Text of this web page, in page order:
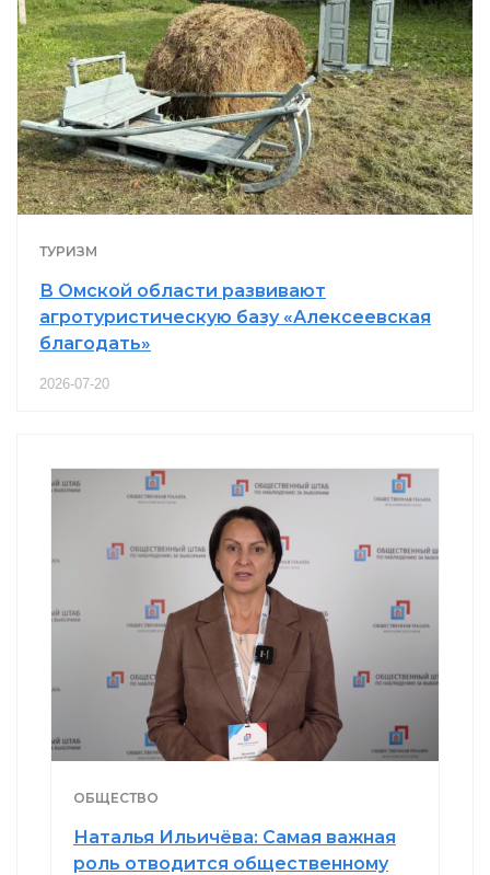
ТУРИЗМ
В Омской области развивают
агротуристическую базу «Алексеевская
благодать»
2026-07-20
ОБЩЕСТВО
Наталья Ильичёва: Самая важная
роль отводится общественному